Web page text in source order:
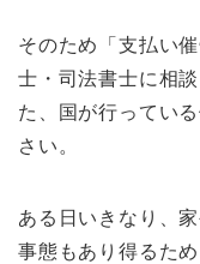
そのため「支払い
士・司法書士に相
た、国が行ってい
さい。
ある日いきなり、
事態もあり得るた